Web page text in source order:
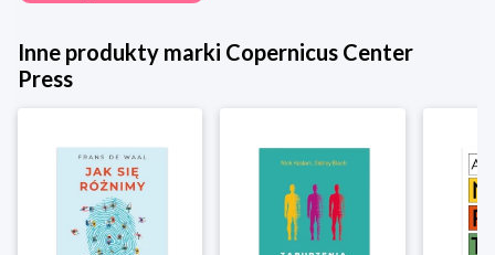
Inne produkty marki Copernicus Center
Press